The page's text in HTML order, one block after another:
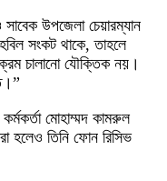
উপজেলা চেয়ারম্যান
সংকট থাকে, তাহলে
চালানো যৌক্তিক নয়।
মোহাম্মদ কামরুল
হলেও তিনি ফোন রিসিভ